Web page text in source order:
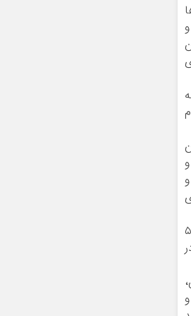
به
بلندمدت، ریسک موجود بر روی سازه حذف شد و ماشین ۵